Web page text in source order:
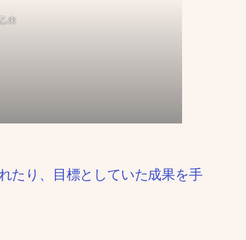
未
たり、目標としていた成果を手